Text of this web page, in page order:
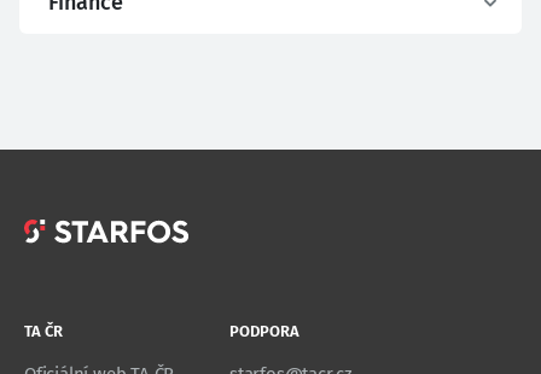
TA ČR PODPORA